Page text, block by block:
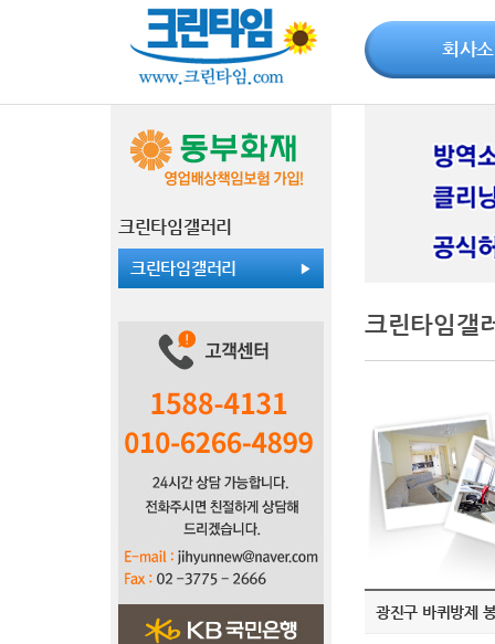
회사
크린타임갤러리
크린타임갤러리
크린타임갤
광진구 바퀴방제